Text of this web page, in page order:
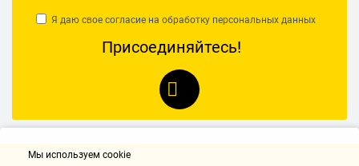
Я даю свое согласие на обработку персональных данных
Присоединяйтесь!
Мы используем cookie